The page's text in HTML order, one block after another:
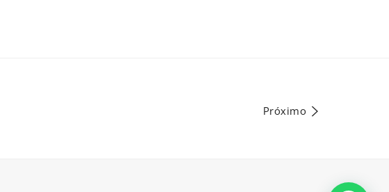
Próximo